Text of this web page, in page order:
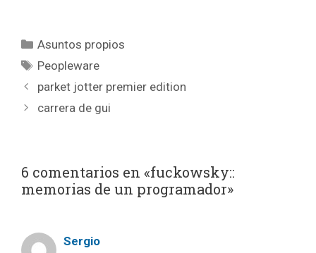
Categorías
Asuntos propios
Etiquetas
Peopleware
parket jotter premier edition
carrera de gui
6 comentarios en «fuckowsky::
memorias de un programador»
Sergio